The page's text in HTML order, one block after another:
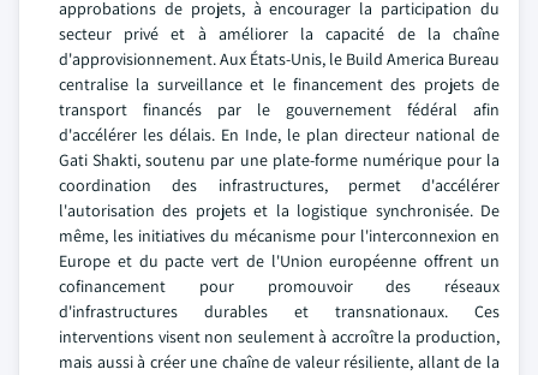
approbations de projets, à encourager la participation du
secteur privé et à améliorer la capacité de la chaîne
d'approvisionnement. Aux États-Unis, le Build America Bureau
centralise la surveillance et le financement des projets de
transport financés par le gouvernement fédéral afin
d'accélérer les délais. En Inde, le plan directeur national de
Gati Shakti, soutenu par une plate-forme numérique pour la
coordination des infrastructures, permet d'accélérer
l'autorisation des projets et la logistique synchronisée. De
même, les initiatives du mécanisme pour l'interconnexion en
Europe et du pacte vert de l'Union européenne offrent un
cofinancement pour promouvoir des réseaux
d'infrastructures durables et transnationaux. Ces
interventions visent non seulement à accroître la production,
mais aussi à créer une chaîne de valeur résiliente, allant de la